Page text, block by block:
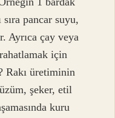
pancar suyu,
Ayrıca çay veya
için
Rakı üretiminin
şeker, etil
kuru